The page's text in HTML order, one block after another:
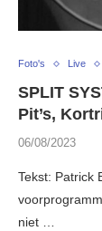
Foto's Live
SPLIT
Pit’s,
06/08/2023
Tekst: Patrick
niet …